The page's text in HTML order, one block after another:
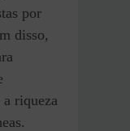
por
disso,
riqueza